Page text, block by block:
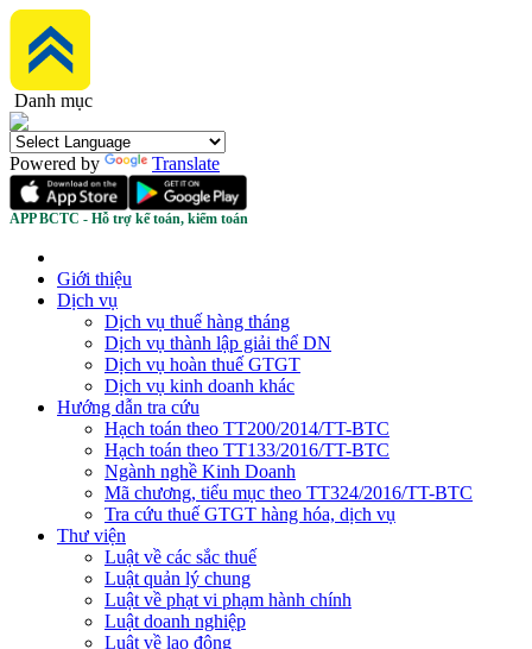
Danh mục
Powered by Translate
APP BCTC - Hỗ trợ kế toán, kiểm toán
Giới thiệu
Dịch vụ
Dịch vụ thuế hàng tháng
Dịch vụ thành lập giải thể DN
Dịch vụ hoàn thuế GTGT
Dịch vụ kinh doanh khác
Hướng dẫn tra cứu
Hạch toán theo TT200/2014/TT-BTC
Hạch toán theo TT133/2016/TT-BTC
Ngành nghề Kinh Doanh
Mã chương, tiểu mục theo TT324/2016/TT-BTC
Tra cứu thuế GTGT hàng hóa, dịch vụ
Thư viện
Luật về các sắc thuế
Luật quản lý chung
Luật về phạt vi phạm hành chính
Luật doanh nghiệp
Luật về lao động